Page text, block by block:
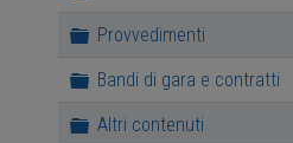
Cartella
Provvedimenti
Cartella
Bandi di gara e contratti
Cartella
Altri contenuti